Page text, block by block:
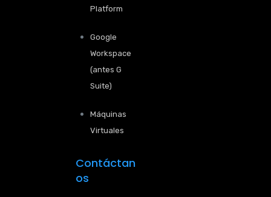
Platform
Google
Workspace
(antes G
Suite)
Máquinas
Virtuales
Contáctan
os